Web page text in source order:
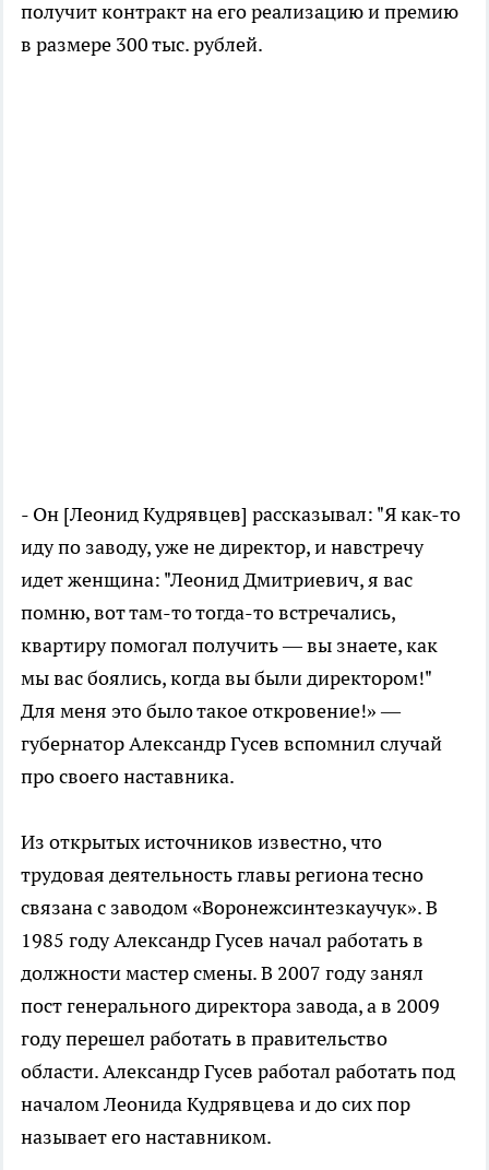
получит контракт на его реализацию и премию
в размере 300 тыс. рублей.
- Он [Леонид Кудрявцев] рассказывал: "Я как-то
иду по заводу, уже не директор, и навстречу
идет женщина: "Леонид Дмитриевич, я вас
помню, вот там-то тогда-то встречались,
квартиру помогал получить — вы знаете, как
мы вас боялись, когда вы были директором!"
Для меня это было такое откровение!» —
губернатор Александр Гусев вспомнил случай
про своего наставника.
Из открытых источников известно, что
трудовая деятельность главы региона тесно
связана с заводом «Воронежсинтезкаучук». В
1985 году Александр Гусев начал работать в
должности мастер смены. В 2007 году занял
пост генерального директора завода, а в 2009
году перешел работать в правительство
области. Александр Гусев работал работать под
началом Леонида Кудрявцева и до сих пор
называет его наставником.